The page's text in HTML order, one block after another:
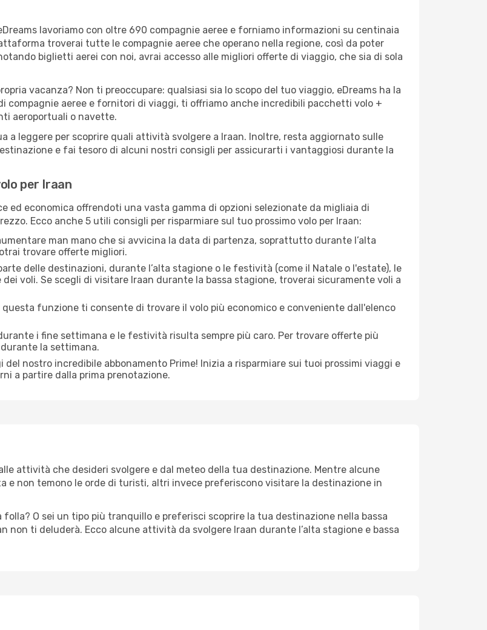
lavoriamo con oltre 690 compagnie aeree e forniamo informazioni su centinaia
troverai tutte le compagnie aeree che operano nella regione, così da poter
biglietti aerei con noi, avrai accesso alle migliori offerte di viaggio, che sia di sola
vacanza? Non ti preoccupare: qualsiasi sia lo scopo del tuo viaggio, eDreams ha la
compagnie aeree e fornitori di viaggi, ti offriamo anche incredibili pacchetti volo +
aeroportuali o navette.
a leggere per scoprire quali attività svolgere a Iraan. Inoltre, resta aggiornato sulle
e fai tesoro di alcuni nostri consigli per assicurarti i vantaggiosi durante la
per Iraan
ed economica offrendoti una vasta gamma di opzioni selezionate da migliaia di
Ecco anche 5 utili consigli per risparmiare sul tuo prossimo volo per Iraan:
man mano che si avvicina la data di partenza, soprattutto durante l’alta
trovare offerte migliori.
delle destinazioni, durante l’alta stagione o le festività (come il Natale o l'estate), le
voli. Se scegli di visitare Iraan durante la bassa stagione, troverai sicuramente voli a
questa funzione ti consente di trovare il volo più economico e conveniente dall'elenco
i fine settimana e le festività risulta sempre più caro. Per trovare offerte più
la settimana.
nostro incredibile abbonamento Prime! Inizia a risparmiare sui tuoi prossimi viaggi e
a partire dalla prima prenotazione.
attività che desideri svolgere e dal meteo della tua destinazione. Mentre alcune
e non temono le orde di turisti, altri invece preferiscono visitare la destinazione in
O sei un tipo più tranquillo e preferisci scoprire la tua destinazione nella bassa
non ti deluderà. Ecco alcune attività da svolgere Iraan durante l’alta stagione e bassa